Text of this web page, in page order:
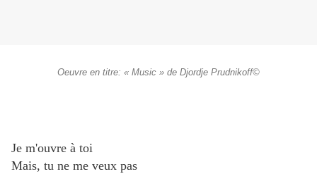
Oeuvre en titre: « Music » de Djordje Prudnikoff©
Je m'ouvre à toi
Mais, tu ne me veux pas